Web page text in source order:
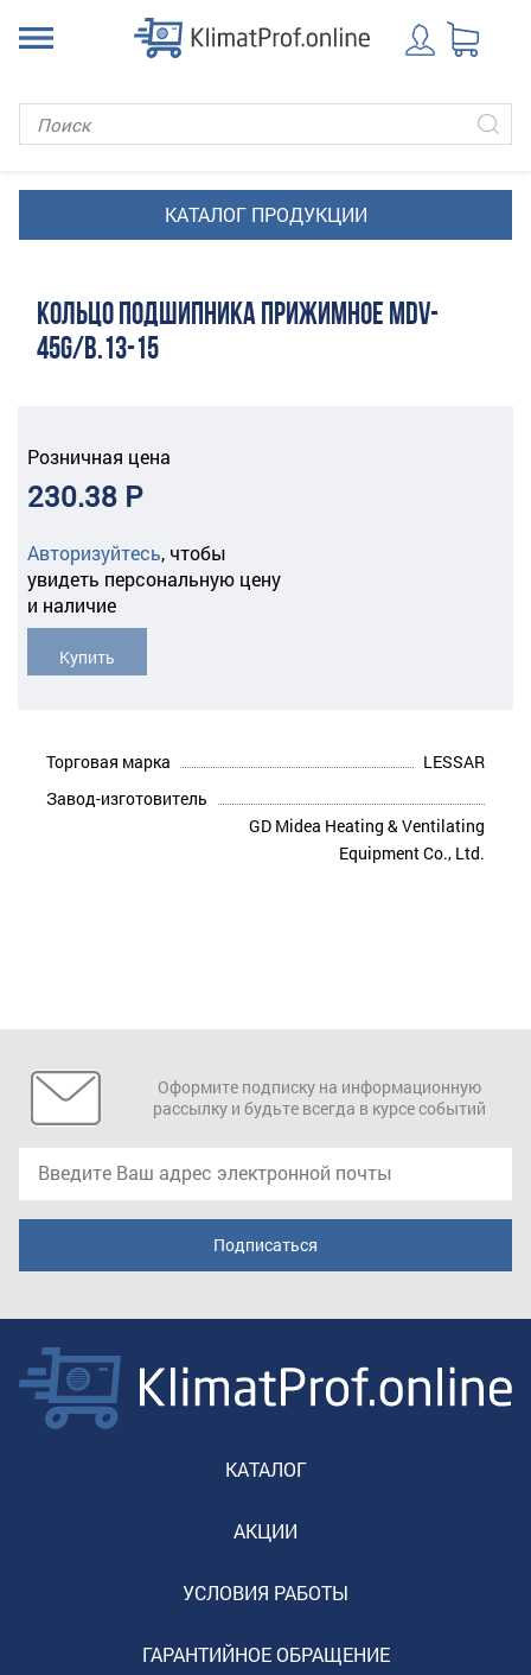
КОЛЬЦО ПОДШИПНИКА ПРИЖИМНОЕ MDV-
45G/B.13-15
Розничная цена
230.38 Р
Авторизуйтесь, чтобы
увидеть персональную цену
и наличие
Купить
Торговая марка
LESSAR
Завод-изготовитель
GD Midea Heating & Ventilating
Equipment Co., Ltd.
Оформите подписку на информационную
рассылку и будьте всегда в курсе событий
КАТАЛОГ
АКЦИИ
УСЛОВИЯ РАБОТЫ
ГАРАНТИЙНОЕ ОБРАЩЕНИЕ